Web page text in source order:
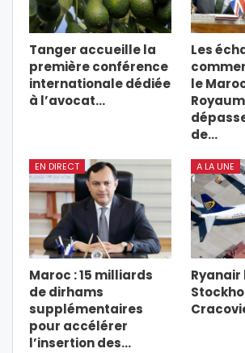
Tanger accueille la
première conférence
internationale dédiée
à l’avocat…
Les
le
de…
EN DIRECT
Maroc : 15 milliards
de dirhams
supplémentaires
pour accélérer
l’insertion des…
A LA UNE